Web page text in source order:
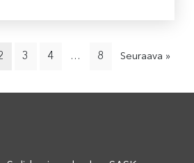
3 4 … 8 Seuraava »